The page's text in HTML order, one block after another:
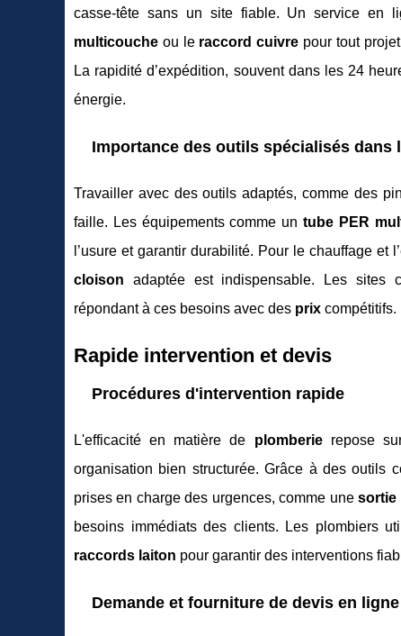
casse-tête sans un site fiable. Un service en
multicouche ou le raccord cuivre pour tout
La rapidité d’expédition, souvent dans les 24
énergie.
Importance des outils spécialisés dans
Travailler avec des outils adaptés, comme des
faille. Les équipements comme untube PER
l’usure et garantir durabilité. Pour le chauffage et
cloison adaptée est indispensable. Les sites
répondant à ces besoins avec des prix compétitifs.
Rapide intervention et devis
Procédures d'intervention rapide
L'efficacité en matière de plomberierepose
organisation bien structurée. Grâce à des outils
prises en charge des urgences, comme unesortie
besoins immédiats des clients. Les plombiers
raccords laiton pour garantir des interventions
Demande et fourniture de devis en ligne